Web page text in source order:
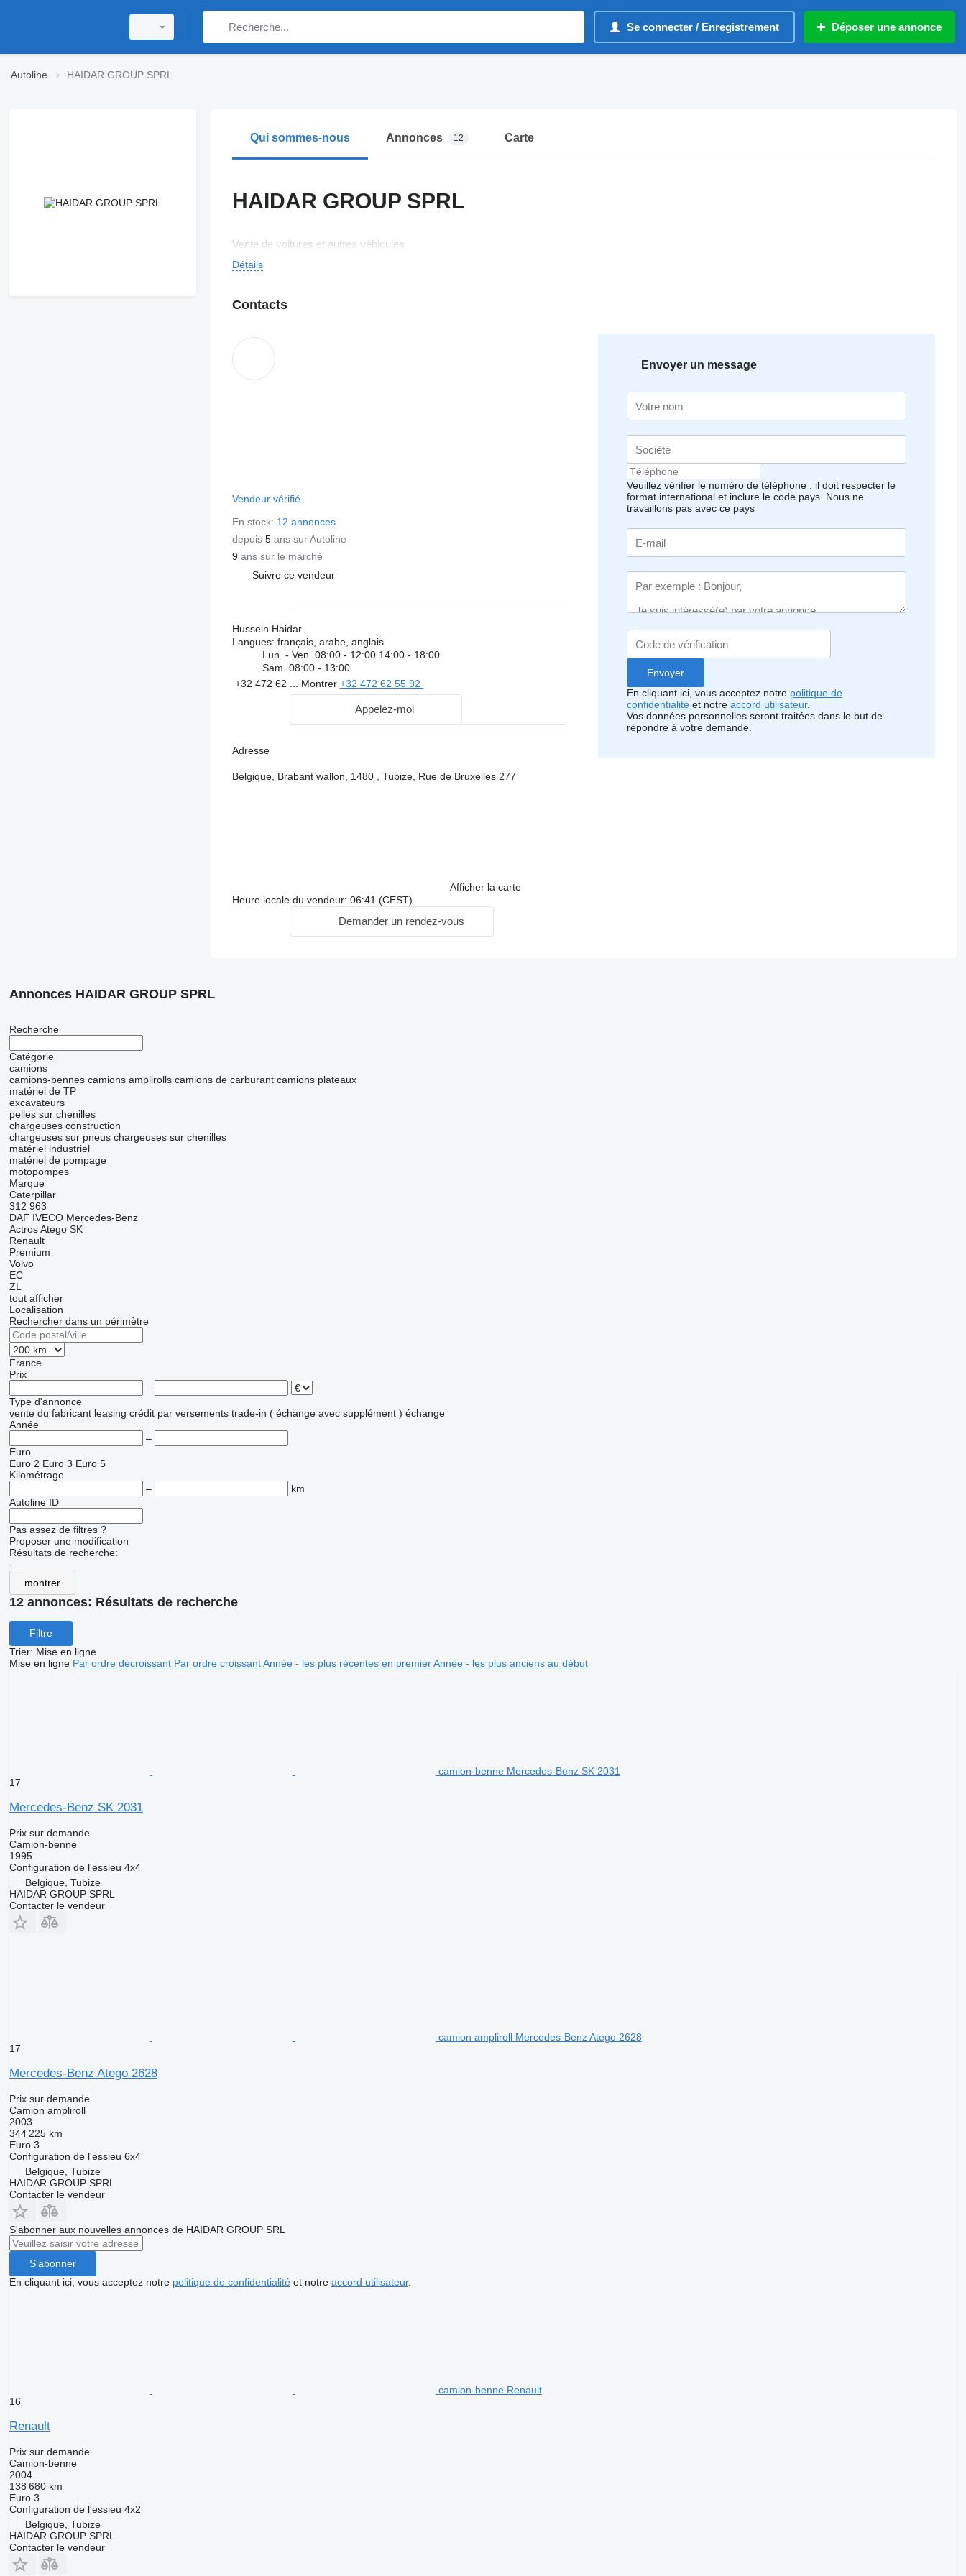
Se connecter / Enregistrement Déposer une annonce
Autoline HAIDAR GROUP SPRL
Qui sommes-nous Annonces 12 Carte
HAIDAR GROUP SPRL
Vente de voitures et autres véhicules
Détails
Contacts
Vendeur vérifié
En stock: 12 annonces
depuis 5ans sur Autoline
9ans sur le marché
Suivre ce vendeur
Hussein Haidar
Langues: français, arabe, anglais
Lun. - Ven. 08:00 - 12:00 14:00 - 18:00
Sam. 08:00 - 13:00
+32 472 62 ... Montrer +32 472 62 55 92
Appelez-moi
Adresse
Belgique, Brabant wallon, 1480 , Tubize, Rue de Bruxelles 277
Afficher la carte
Heure locale du vendeur: 06:41 (CEST)
Demander un rendez-vous
Envoyer un message
Veuillez vérifier le numéro de téléphone : il doit respecter le
format international et inclure le code pays. Nous ne
travaillons pas avec ce pays
En cliquant ici, vous acceptez notre politique de
confidentialité et notre accord utilisateur.
Vos données personnelles seront traitées dans le but de
répondre à votre demande.
Annonces HAIDAR GROUP SPRL
Recherche
Catégorie
camions
camions-bennes camions amplirolls camions de carburant camions plateaux
matériel de TP
excavateurs
pelles sur chenilles
chargeuses construction
chargeuses sur pneus chargeuses sur chenilles
matériel industriel
matériel de pompage
motopompes
Marque
Caterpillar
312 963
DAF IVECO Mercedes-Benz
Actros Atego SK
Renault
Premium
Volvo
EC
ZL
tout afficher
Localisation
Rechercher dans un périmètre
France
Prix
–
Type d'annonce
vente du fabricant leasing crédit par versements trade-in ( échange avec supplément ) échange
Année
–
Euro
Euro 2 Euro 3 Euro 5
Kilométrage
–
km
Autoline ID
Pas assez de filtres ?
Proposer une modification
Résultats de recherche:
-
montrer
12 annonces: Résultats de recherche
Filtre
Trier: Mise en ligne
Mise en ligne Par ordre décroissant Par ordre croissant Année - les plus récentes en premier Année - les plus anciens au début
camion-benne Mercedes-Benz SK 2031
17
Mercedes-Benz SK 2031
Prix sur demande
Camion-benne
1995
Configuration de l'essieu 4x4
Belgique, Tubize
HAIDAR GROUP SPRL
Contacter le vendeur
camion ampliroll Mercedes-Benz Atego 2628
17
Mercedes-Benz Atego 2628
Prix sur demande
Camion ampliroll
2003
344 225 km
Euro 3
Configuration de l'essieu 6x4
Belgique, Tubize
HAIDAR GROUP SPRL
Contacter le vendeur
S'abonner aux nouvelles annonces de HAIDAR GROUP SRL
S'abonner
En cliquant ici, vous acceptez notre politique de confidentialitéet notre accord utilisateur.
camion-benne Renault
16
Renault
Prix sur demande
Camion-benne
2004
138 680 km
Euro 3
Configuration de l'essieu 4x2
Belgique, Tubize
HAIDAR GROUP SPRL
Contacter le vendeur